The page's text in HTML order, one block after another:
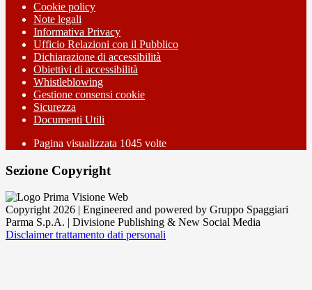
Cookie policy
Note legali
Informativa Privacy
Ufficio Relazioni con il Pubblico
Dichiarazione di accessibilità
Obiettivi di accessibilità
Whistleblowing
Gestione consensi cookie
Sicurezza
Documenti Utili
Pagina visualizzata 1045 volte
Sezione Copyright
Copyright 2026 | Engineered and powered by Gruppo Spaggiari
Parma S.p.A. | Divisione Publishing & New Social Media
Disclaimer trattamento dati personali